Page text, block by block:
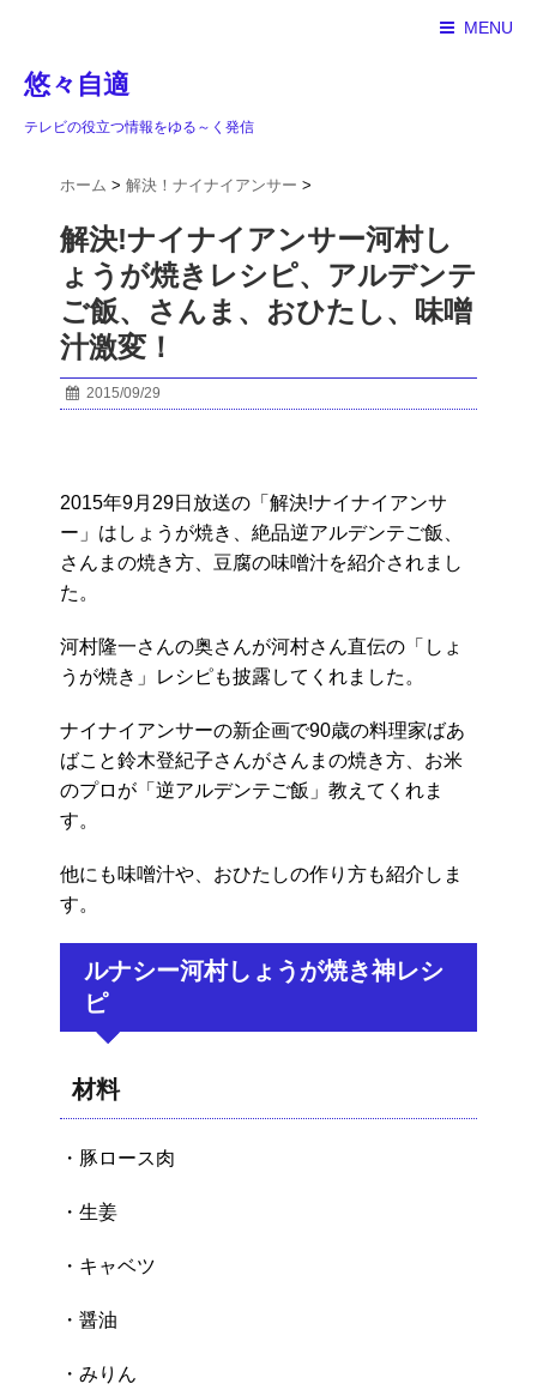
MENU
悠々自適
テレビの役立つ情報をゆる～く発信
ホーム > 解決！ナイナイアンサー >
解決!ナイナイアンサー河村し
ょうが焼きレシピ、アルデンテ
ご飯、さんま、おひたし、味噌
汁激変！
2015/09/29
2015年9月29日放送の「解決!ナイナイアンサ
ー」はしょうが焼き、絶品逆アルデンテご飯、
さんまの焼き方、豆腐の味噌汁を紹介されまし
た。
河村隆一さんの奥さんが河村さん直伝の「しょ
うが焼き」レシピも披露してくれました。
ナイナイアンサーの新企画で90歳の料理家ばあ
ばこと鈴木登紀子さんがさんまの焼き方、お米
のプロが「逆アルデンテご飯」教えてくれま
す。
他にも味噌汁や、おひたしの作り方も紹介しま
す。
ルナシー河村しょうが焼き神レシ
ピ
材料
・豚ロース肉
・生姜
・キャベツ
・醤油
・みりん